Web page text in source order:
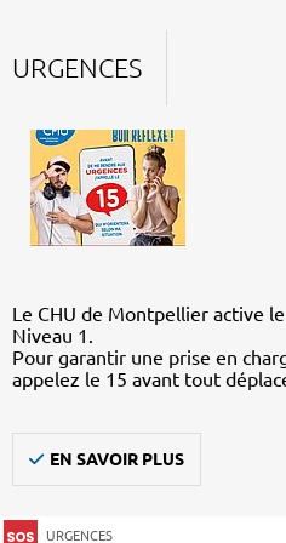
URGENCES
Le CHU de Montpellier active
Niveau 1.
Pour garantir une prise en
appelez le 15 avant tout
EN SAVOIR PLUS
URGENCES